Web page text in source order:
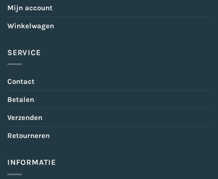
Mijn account
Winkelwagen
SERVICE
Contact
Betalen
Verzenden
Retourneren
INFORMATIE